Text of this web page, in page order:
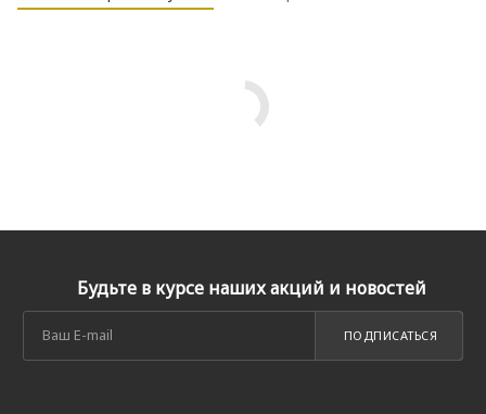
Будьте в курсе наших акций и новостей
ПОДПИСАТЬСЯ